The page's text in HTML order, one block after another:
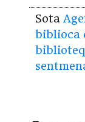
Sota
biblioca